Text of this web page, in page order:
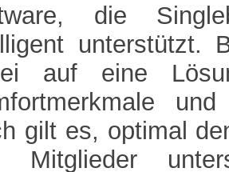
die
unterstützt.
auf eine
gilt es, optimal
Mitglieder